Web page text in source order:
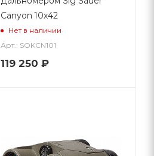
Canyon 10x42
Нет в наличии
Арт.: SOKCN101
119 250 ₽